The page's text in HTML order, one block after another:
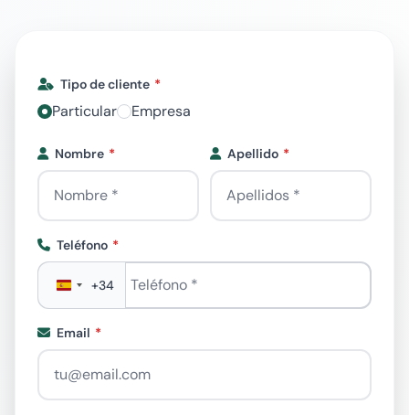
Tipo de cliente
Particular Empresa
Nombre Apellido
Teléfono
Teléfono
+34
Email